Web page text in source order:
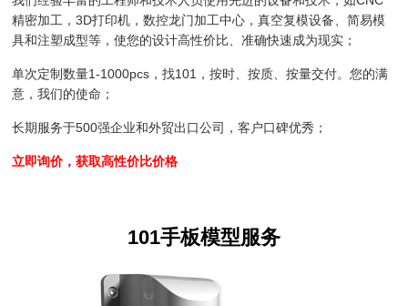
精密加工，3D打印机，数控龙门加工中心，真空复模设备、简易模
具和注塑成型等，使您的设计高性价比、准确快速成为现实；
单次定制数量1-1000pcs，找101，按时、按质、按量交付。您的满
意，我们的使命；
长期服务于500强企业和外贸出口公司，客户口碑优秀；
立即询价，获取高性价比价格
101手板模型服务